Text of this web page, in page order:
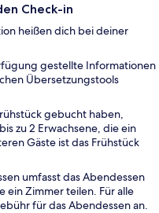
Check-in
heißen dich bei deiner
gestellte Informationen
Übersetzungstools
gebucht haben,
zu 2 Erwachsene, die ein
Gäste ist das Frühstück
umfasst das Abendessen
ein Zimmer teilen. Für alle
für das Abendessen an.